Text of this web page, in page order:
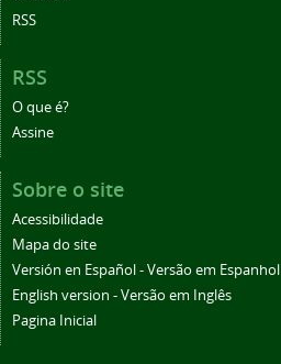
RSS
RSS
O que é?
Assine
Sobre o site
Acessibilidade
Mapa do site
Versión en Español - Versão em Espanhol
English version - Versão em Inglês
Pagina Inicial